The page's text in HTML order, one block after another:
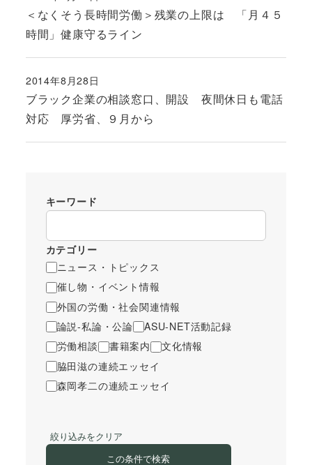
＜なくそう長時間労働＞残業の上限は 「月４５
時間」健康守るライン
投稿日
ブラック企業の相談窓口、開設 夜間休日も電話
対応 厚労省、９月から
投稿日
2014年8月28日
キーワード
カテゴリー
ニュース・トピックス
催し物・イベント情報
外国の労働・社会関連情報
論説-私論・公論
ASU-NET活動記録
労働相談
書籍案内
文化情報
脇田滋の連続エッセイ
森岡孝二の連続エッセイ
絞り込みをクリア
この条件で検索